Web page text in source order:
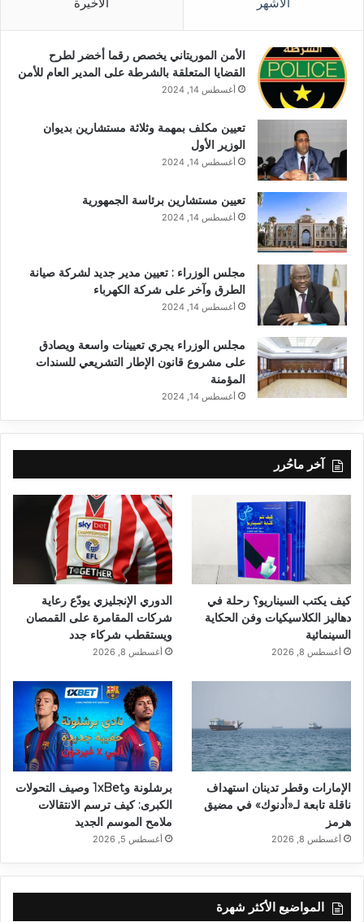
الأمن الموريتاني يخصص رقما أخضر لطرح
القضايا المتعلقة بالشرطة على المدير العام للأمن
أغسطس 14, 2024
تعيين مكلف بمهمة وثلاثة مستشارين بديوان
الوزير الأول
أغسطس 14, 2024
تعيين مستشارين برئاسة الجمهورية
أغسطس 14, 2024
مجلس الوزراء : تعيين مدير جديد لشركة صيانة
الطرق وآخر على شركة الكهرباء
أغسطس 14, 2024
مجلس الوزراء يجري تعيينات واسعة ويصادق
على مشروع قانون الإطار التشريعي للسندات
المؤمنة
أغسطس 14, 2024
آخر ماحُرر
كيف يكتب السيناريو؟ رحلة في
دهاليز الكلاسيكيات وفن الحكاية
السينمائية
أغسطس 8, 2026
الدوري الإنجليزي يودّع رعاية
شركات المقامرة على القمصان
ويستقطب شركاء جدد
أغسطس 8, 2026
الإمارات وقطر تدينان استهداف
ناقلة تابعة لـ«أدنوك» في مضيق
هرمز
أغسطس 8, 2026
برشلونة و1xBet وصيف التحولات
الكبرى: كيف ترسم الانتقالات
ملامح الموسم الجديد
أغسطس 5, 2026
المواضيع الأكثر شهرة